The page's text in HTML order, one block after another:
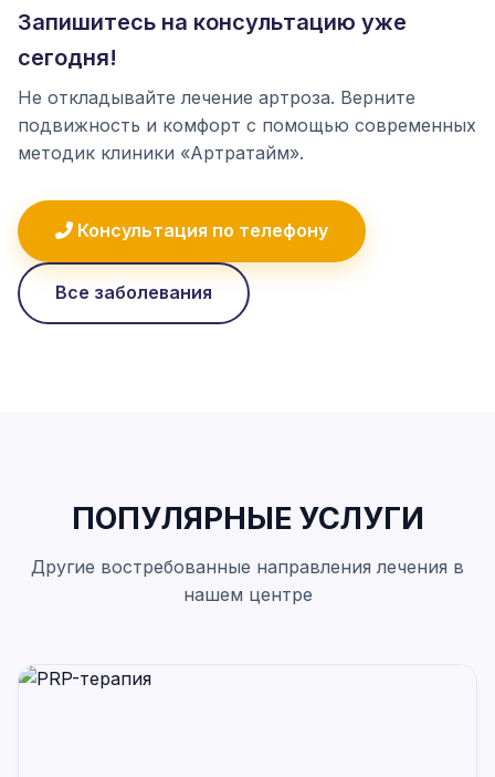
Запишитесь на консультацию уже
сегодня!
Не откладывайте лечение артроза. Верните
подвижность и комфорт с помощью современных
методик клиники «Артратайм».
Консультация по телефону
Все заболевания
ПОПУЛЯРНЫЕ УСЛУГИ
Другие востребованные направления лечения в
нашем центре